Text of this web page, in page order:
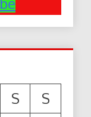
S
S